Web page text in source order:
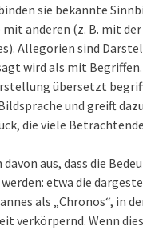
sie bekannte
mit anderen (z. B. mit der
Allegorien sind
wird als mit Begriffen.
übersetzt
und greift
die viele
aus, dass die
etwa die
als „Chronos“, in
verkörpernd. Wenn